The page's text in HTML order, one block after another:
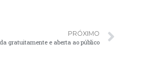
PRÓXIMO
gratuitamente e aberta ao público